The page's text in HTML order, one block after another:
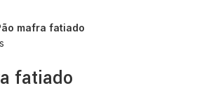
mafra fatiado
fatiado